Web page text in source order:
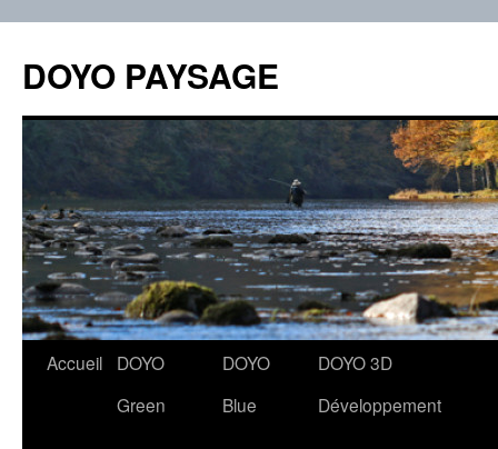
contenu
DOYO PAYSAGE
Accueil
DOYO
Green
DOYO
Blue
DOYO 3D
Développement